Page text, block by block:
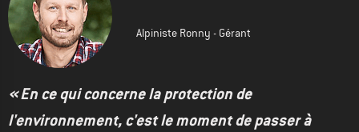
Alpiniste Ronny - Gérant
« En ce qui concerne la protection de
l'environnement, c'est le moment de passer à